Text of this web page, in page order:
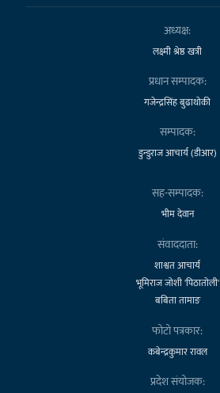
अध्यक्ष:
लक्ष्मी श्रेष्ठ खत्री
प्रधान सम्पादक:
गजेन्द्रसिंह बुढाथोकी
सम्पादक:
डुन्डुराज आचार्य (डीआर)
सह-सम्पादक:
भीम देवान
संवाददाता:
शाश्वत आचार्य
भूमिराज जोशी 'पिठातोली'
बबिता तामाङ
फोटो पत्रकार:
कबेन्द्रकुमार रावल
प्रदेश संयोजक: